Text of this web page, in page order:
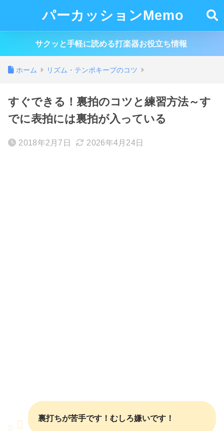
パーカッションMemo
サクッと手軽に読める打楽器お役立ち情報
ホーム リズム・テンポキープのコツ
すぐできる！裏拍のコツと練習方法～す
でに表拍には裏拍が入っている
2018年2月7日 2026年4月24日
裏打ちが苦手です！むしろ嫌いです！